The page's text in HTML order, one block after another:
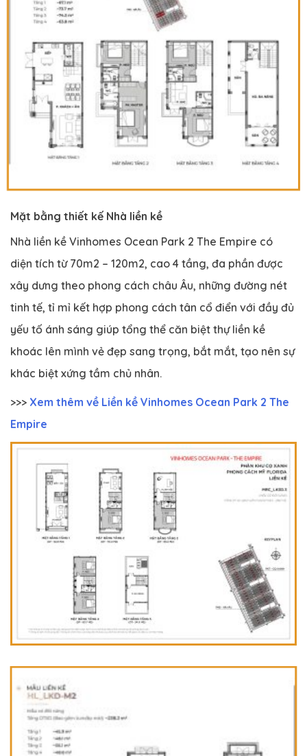
Mặt bằng thiết kế Nhà liền kề
Nhà liền kề Vinhomes Ocean Park 2 The Empire có
diện tích từ 70m2 – 120m2, cao 4 tầng, đa phần được
xây dưng theo phong cách châu Âu, những đường nét
tinh tế, tỉ mỉ kết hợp phong cách tân cổ điển với đầy đủ
yếu tố ánh sáng giúp tổng thể căn biệt thự liền kề
khoác lên mình vẻ đẹp sang trọng, bắt mắt, tạo nên sự
khác biệt xứng tầm chủ nhân.
>>> Xem thêm về Liền kề Vinhomes Ocean Park 2 The
Empire